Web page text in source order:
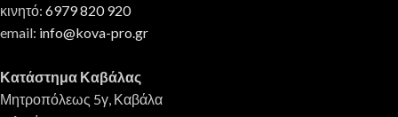
κινητό: 6979 820 920
email: info@kova-pro.gr
Κατάστημα Καβάλας
Μητροπόλεως 5γ, Καβάλα